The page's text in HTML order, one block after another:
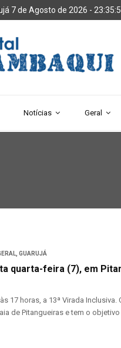
7 de Agosto de 2026 -
Notícias Geral
GUARUJÁ
quarta-feira (7), em
17 horas, a 13ª Virada Inclusiva.
de Pitangueiras e tem o